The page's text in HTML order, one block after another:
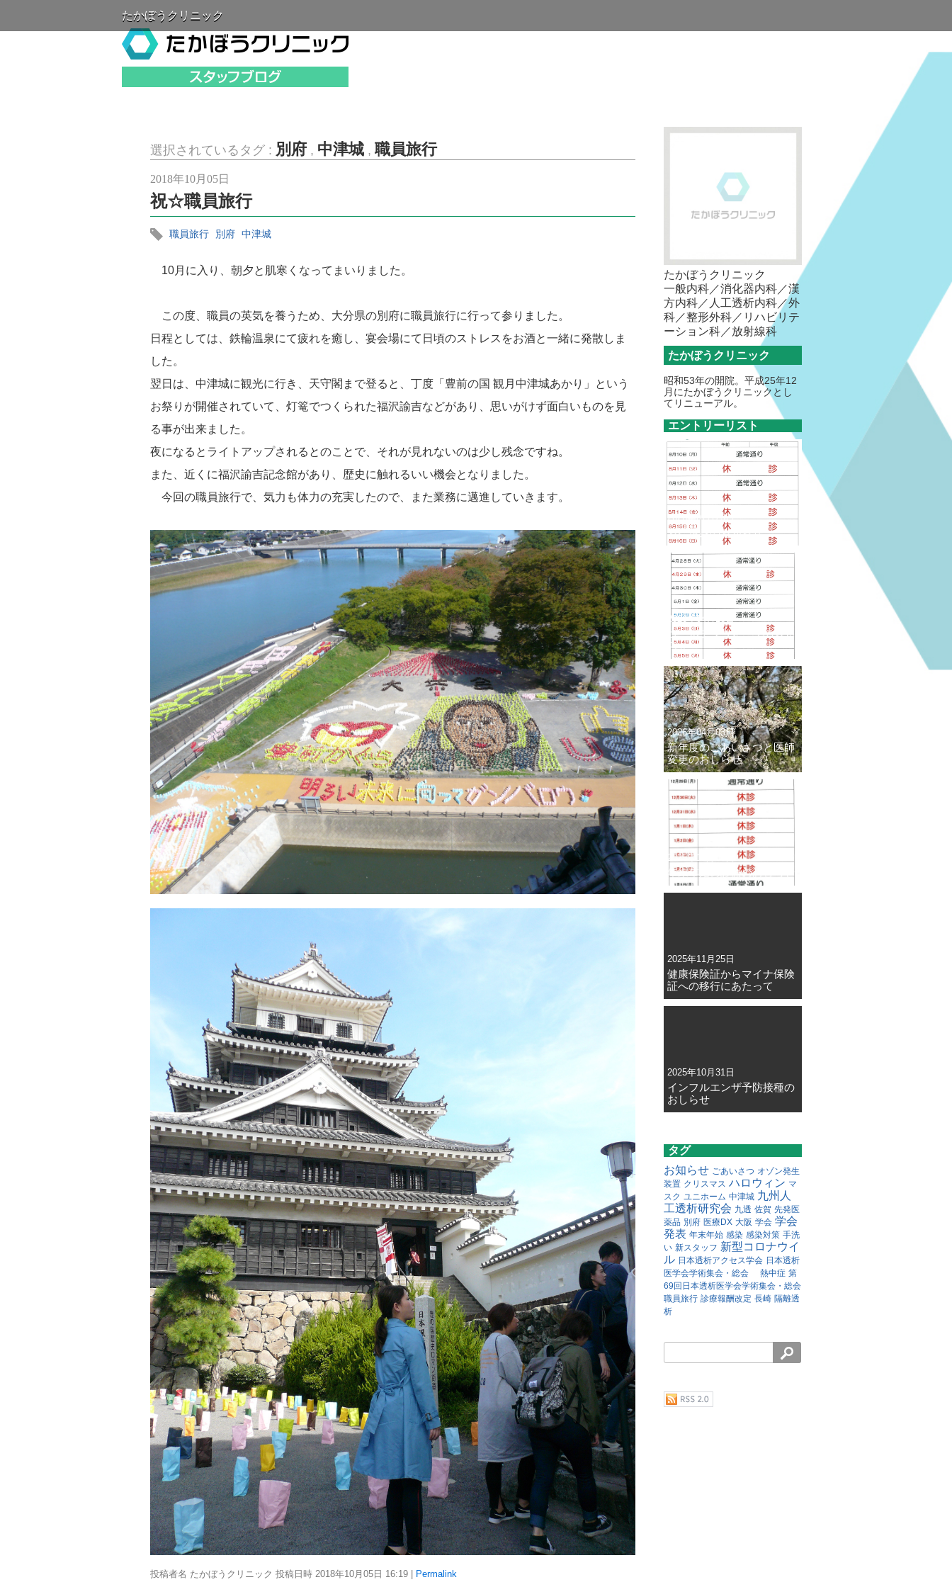
たかぼうクリニック
選択されているタグ : 別府 , 中津城 , 職員旅行
2018年10月05日
祝☆職員旅行
職員旅行 別府 中津城
10月に入り、朝夕と肌寒くなってまいりました。
この度、職員の英気を養うため、大分県の別府に職員旅行に行って参りました。
日程としては、鉄輪温泉にて疲れを癒し、宴会場にて日頃のストレスをお酒と一緒に発散しま
した。
翌日は、中津城に観光に行き、天守閣まで登ると、丁度「豊前の国 観月中津城あかり」という
お祭りが開催されていて、灯篭でつくられた福沢諭吉などがあり、思いがけず面白いものを見
る事が出来ました。
夜になるとライトアップされるとのことで、それが見れないのは少し残念ですね。
また、近くに福沢諭吉記念館があり、歴史に触れるいい機会となりました。
今回の職員旅行で、気力も体力の充実したので、また業務に邁進していきます。
投稿者名 たかぼうクリニック 投稿日時 2018年10月05日 16:19 Permalink
たかぼうクリニック
一般内科／消化器内科／漢
方内科／人工透析内科／外
科／整形外科／リハビリテ
ーション科／放射線科
たかぼうクリニック
昭和53年の開院。平成25年12
月にたかぼうクリニックとし
てリニューアル。
エントリーリスト
2026年07月23日
お盆休みのお知らせ
2026年04月18日
ゴールデンウィークのお知
らせ
2026年04月03日
新年度のごあいさつと医師
変更のおしらせ
2025年12月06日
年末年始の診療のおしらせ
2025年11月25日
健康保険証からマイナ保険
証への移行にあたって
2025年10月31日
インフルエンザ予防接種の
おしらせ
タグ
お知らせ ごあいさつ オゾン発生
装置 クリスマス ハロウィン マ
スク ユニホーム 中津城 九州人
工透析研究会 九透 佐賀 先発医
薬品 別府 医療DX 大阪 学会 学会
発表 年末年始 感染 感染対策 手洗
い 新スタッフ 新型コロナウイ
ル 日本透析アクセス学会 日本透析
医学会学術集会・総会
熱中症 第
69回日本透析医学会学術集会・総会
職員旅行 診療報酬改定 長崎 隔離透
析